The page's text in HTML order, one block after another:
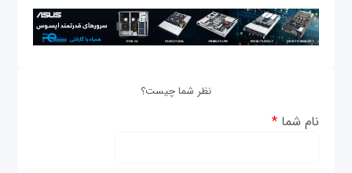
نظر شما چیست؟
نام شما*